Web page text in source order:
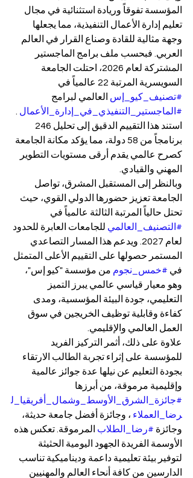
المؤسسة تفوقاً وريادة استثنائية في مجال
تعليم إدارة الأعمال التنفيذية، مما يجعلها
وجهة مثالية للقادة وصناع القرار في العالم
العربي. فبحسب ملف برامج الماجستير
المشتركة لعام 2026، احتلت الجامعة
السويسرية المرتبة 22 عالمياً في
#تصنيف_كيو_إس العالمي لبرامج
#الماجستير_التنفيذي_في_إدارة_الأعمال
برنامجاً من 58 دولة، مما يؤكد مكانة الجامعة
كصرح عالمي يقدم أرقى مستويات التطوير
المهني والقيادي.
وبالنظر إلى المستقبل المشرق، تواصل
الجامعة تعزيز حضورها الدولي القوي، حيث
تحتل حالياً المرتبة الثالثة عالمياً في
#التصنيف_العالمي للجامعات العابرة للحدود
لعام 2027. ويدعم هذا المسار التصاعدي
المستمر حصولها على التقييم الأعلى المتمثل
في #خمس_نجوم من مؤسسة "كيو إس"،
وهو معيار قياسي عالمي يبرز التميز
التعليمي، جودة البيئة المؤسسية، ومدى
كفاءة وقابلية توظيف الخريجين في سوق
العمل العالمي والإقليمي.
علاوة على ذلك، أثمر التركيز الفريد
للمؤسسة على إثراء تجربة الطالب الارتقاء
بجودة التعليم عن نيلها عدة جوائز عالمية
وإقليمية مرموقة، من أبرزها
#جائزة_الشرق_الأوسط_وشمال_أفريقيا_ل
رضا_العملاء ، وجائزة أفضل جامعة حديثة،
وجائزة #رضا_الطلاب المرموقة. تعكس هذه
الأوسمة الفريدة الجهود اليومية الحثيثة
لتوفير بيئة تعليمية داعمة وديناميكية تناسب
الدارسين من كافة أنحاء العالم والمهنيين